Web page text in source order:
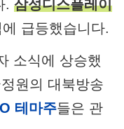
.삼성디스플레이
급등했습니다.
소식에 상승했
원의 대북방송
테마주들은 관